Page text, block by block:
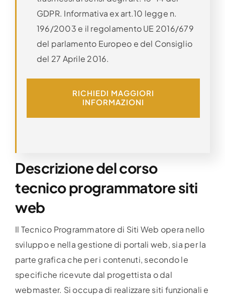
GDPR. Informativa ex art.10 legge n.
196/2003 e il regolamento UE 2016/679
del parlamento Europeo e del Consiglio
del 27 Aprile 2016.
RICHIEDI MAGGIORI
INFORMAZIONI
Descrizione del corso
tecnico programmatore siti
web
Il Tecnico Programmatore di Siti Web opera nello
sviluppo e nella gestione di portali web, sia per la
parte grafica che per i contenuti, secondo le
specifiche ricevute dal progettista o dal
webmaster. Si occupa di realizzare siti funzionali e